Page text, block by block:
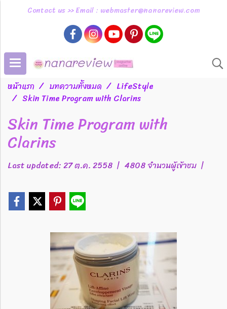
Contact us >> Email : webmaster@nanareview.com
หน้าแรก บทความทั้งหมด
LifeStyle
Skin Time Program with Clarins
Skin Time Program with
Clarins
Last updated: 27 ต.ค. 2558 | 4808 จำนวนผู้เข้าชม |